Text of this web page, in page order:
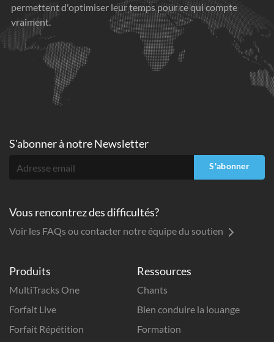
permettent d'optimiser leur temps pour ce qui compte
vraiment.
Produits
MultiTracks One
Forfait Live
Forfait Répétition
Ressources
Chants
Bien conduire la louange
Formation
S'abonner à notre Newsletter
S'abonner
Vous rencontrez des difficultés?
Voir les FAQs ou contacter notre équipe du soutien